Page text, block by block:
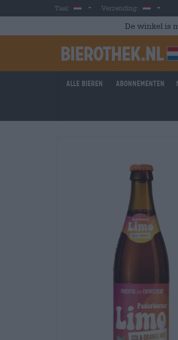
Skip to main content
Taal: DutchVerzending:
De winkel is
Alle bieren Abonnementen